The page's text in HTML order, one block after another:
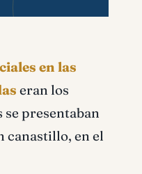
en las
eran los
se presentaban
canastillo, en el